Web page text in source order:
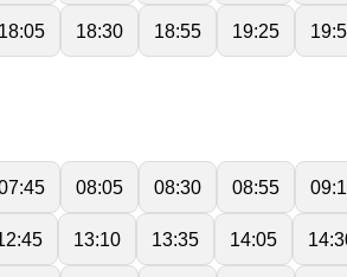
18:05 18:30 18:55 19:25
08:05 08:30 08:55
13:10 13:35 14:05